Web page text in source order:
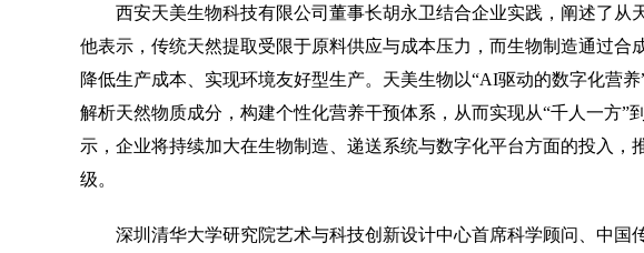
西安天美生物科技有限公司董事长胡永卫结合企业实践，阐述了从
他表示，传统天然提取受限于原料供应与成本压力，而生物制造通过合
降低生产成本、实现环境友好型生产。天美生物以“AI驱动的数字化营
解析天然物质成分，构建个性化营养干预体系，从而实现从“千人一方”
示，企业将持续加大在生物制造、递送系统与数字化平台方面的投入，
级。
深圳清华大学研究院艺术与科技创新设计中心首席科学顾问、中国